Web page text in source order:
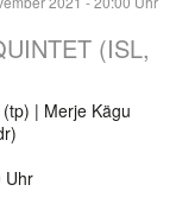
(ISL,
| Merje Kägu
Uhr